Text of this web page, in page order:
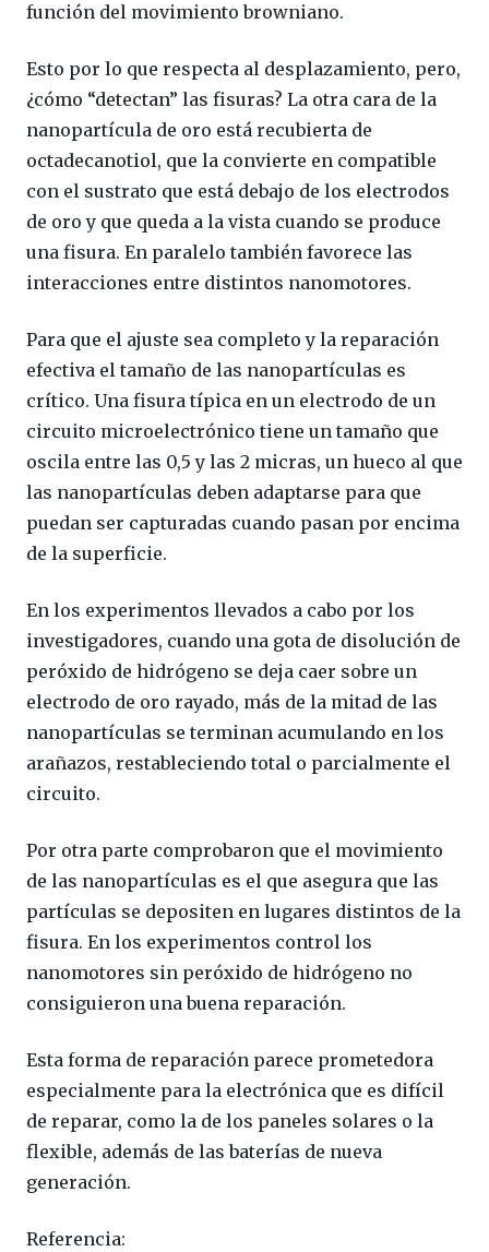
función del movimiento browniano.
Esto por lo que respecta al desplazamiento, pero,
¿cómo “detectan” las fisuras? La otra cara de la
nanopartícula de oro está recubierta de
octadecanotiol, que la convierte en compatible
con el sustrato que está debajo de los electrodos
de oro y que queda a la vista cuando se produce
una fisura. En paralelo también favorece las
interacciones entre distintos nanomotores.
Para que el ajuste sea completo y la reparación
efectiva el tamaño de las nanopartículas es
crítico. Una fisura típica en un electrodo de un
circuito microelectrónico tiene un tamaño que
oscila entre las 0,5 y las 2 micras, un hueco al que
las nanopartículas deben adaptarse para que
puedan ser capturadas cuando pasan por encima
de la superficie.
En los experimentos llevados a cabo por los
investigadores, cuando una gota de disolución de
peróxido de hidrógeno se deja caer sobre un
electrodo de oro rayado, más de la mitad de las
nanopartículas se terminan acumulando en los
arañazos, restableciendo total o parcialmente el
circuito.
Por otra parte comprobaron que el movimiento
de las nanopartículas es el que asegura que las
partículas se depositen en lugares distintos de la
fisura. En los experimentos control los
nanomotores sin peróxido de hidrógeno no
consiguieron una buena reparación.
Esta forma de reparación parece prometedora
especialmente para la electrónica que es difícil
de reparar, como la de los paneles solares o la
flexible, además de las baterías de nueva
generación.
Referencia: